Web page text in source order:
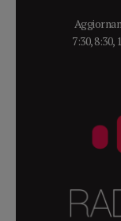
7:30, 8:30,